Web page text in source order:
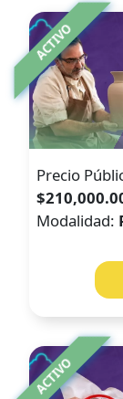
ACTIVO
Image
Precio
Modalidad:
ACTIVO
Image